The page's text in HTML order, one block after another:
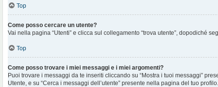
Top
Come posso cercare un utente?
Vai nella pagina “Utenti” e clicca sul collegamento “trova utente”, dopodiché
Top
Come posso trovare i miei messaggi e i miei argomenti?
Puoi trovare i messaggi da te inseriti cliccando su “Mostra i tuoi messaggi”
Utente, e su “Cerca i messaggi dell’utente” presente nella pagina del tuo